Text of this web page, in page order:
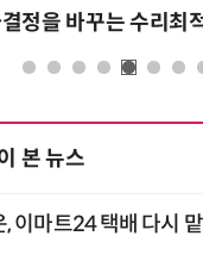
본 뉴스
이마트24 택배 다시